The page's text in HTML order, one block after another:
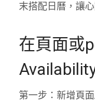
末搭配日曆，讓
在頁面或
第一步：新增頁面